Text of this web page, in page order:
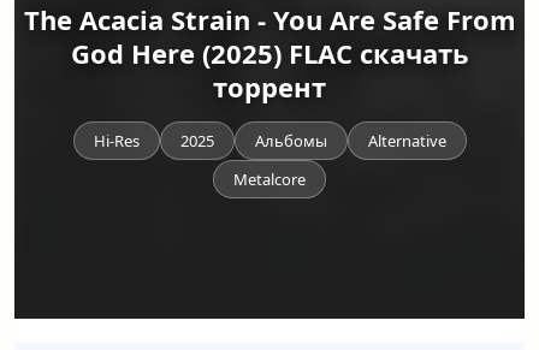
The Acacia Strain - You Are Safe From
God Here (2025) FLAC скачать
торрент
Hi-Res 2025 Альбомы
Alternative
Metalcore